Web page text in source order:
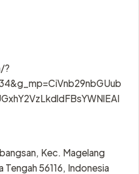
?
Kec. Magelang
56116, Indonesia